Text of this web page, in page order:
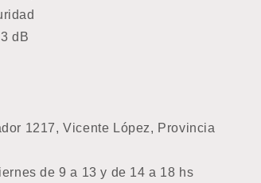
dB
1217, Vicente López, Provincia
de 9 a 13 y de 14 a 18 hs